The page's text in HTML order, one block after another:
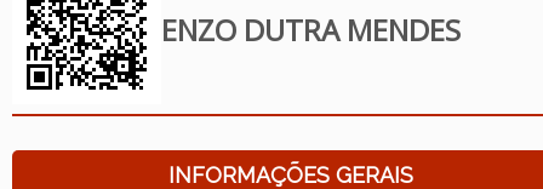
ENZO DUTRA MENDES
INFORMAÇÕES GERAIS